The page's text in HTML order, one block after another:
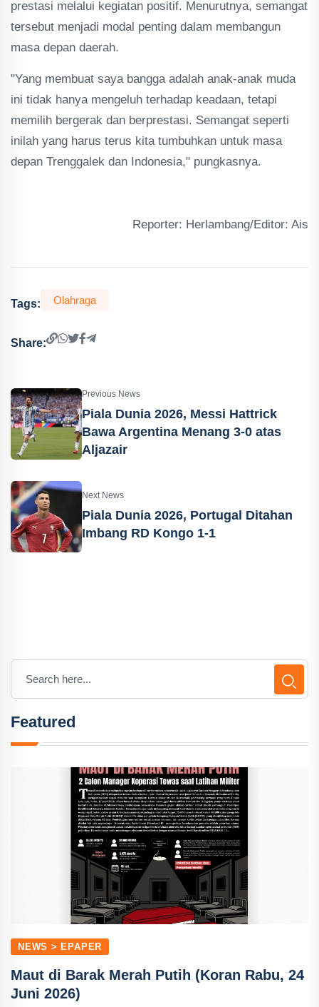
prestasi melalui kegiatan positif. Menurutnya, semangat
tersebut menjadi modal penting dalam membangun
masa depan daerah.
"Yang membuat saya bangga adalah anak-anak muda
ini tidak hanya mengeluh terhadap keadaan, tetapi
memilih bergerak dan berprestasi. Semangat seperti
inilah yang harus terus kita tumbuhkan untuk masa
depan Trenggalek dan Indonesia," pungkasnya.
Reporter: Herlambang/Editor: Ais
Tags: Olahraga
Share:
Previous News
Piala Dunia 2026, Messi Hattrick
Bawa Argentina Menang 3-0 atas
Aljazair
Next News
Piala Dunia 2026, Portugal Ditahan
Imbang RD Kongo 1-1
Featured
NEWS > EPAPER
Maut di Barak Merah Putih (Koran Rabu, 24
Juni 2026)